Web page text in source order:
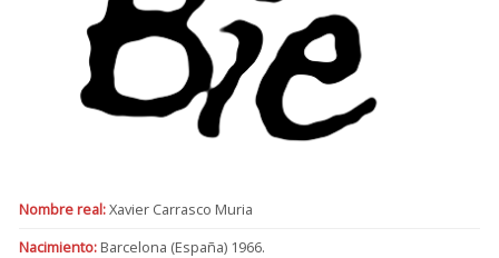
Nombre real:Xavier Carrasco Muria
Nacimiento:Barcelona (España) 1966.